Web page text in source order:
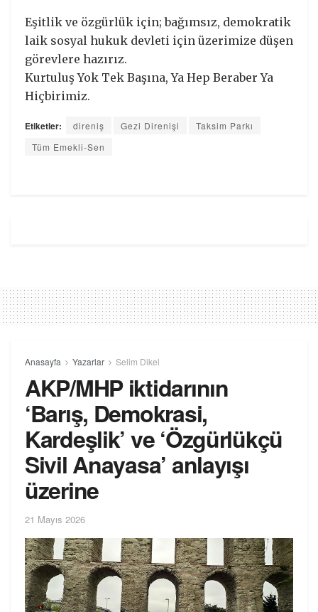
Eşitlik ve özgürlük için; bağımsız, demokratik
laik sosyal hukuk devleti için üzerimize düşen
görevlere hazırız.
Kurtuluş Yok Tek Başına, Ya Hep Beraber Ya
Hiçbirimiz.
Etiketler: direniş Gezi Direnişi
Taksim Parkı
Tüm Emekli-Sen
Anasayfa Yazarlar Selim Dikel
AKP/MHP iktidarının
‘Barış, Demokrasi,
Kardeşlik’ ve ‘Özgürlükçü
Sivil Anayasa’ anlayışı
üzerine
21 Mayıs 2026